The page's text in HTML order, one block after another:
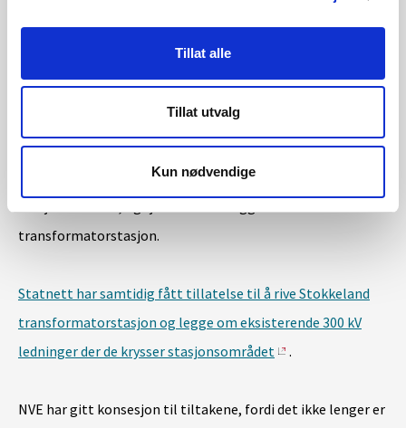
Tillat alle
Tillat utvalg
Kun nødvendige
Stokkeland transformatorstasjoner har Lnett fått
tillatelse til å bygge to ca. 1,1, km lange jordkabelsett i
felles grøft. De nye ledningene skal kobles sammen med
eksisterende ledninger mot Tronsholen ved Stokkeland.
Lnett har samtidig fått konsesjon til å utvide Vagle
transformatorstasjon med 650 kvm bygg og 4,9 dekar
transformatorstasjon.
Statnett har samtidig fått tillatelse til å rive Stokkeland
transformatorstasjon og legge om eksisterende 300 kV
ledninger der de krysser stasjonsområdet
.
NVE har gitt konsesjon til tiltakene, fordi det ikke lenger er